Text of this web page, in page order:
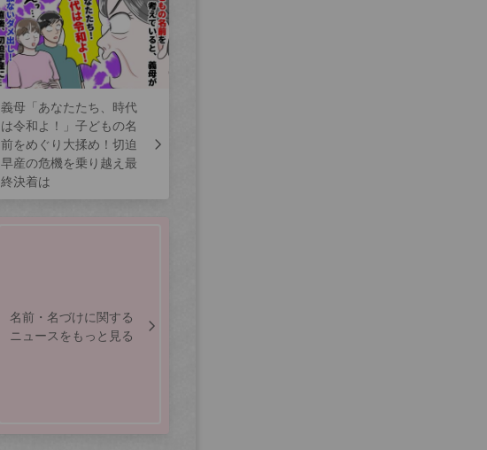
義母「あなたたち、時代
は令和よ！」子どもの名
前をめぐり大揉め！切迫
早産の危機を乗り越え最
終決着は
名前・名づけに関する
ニュースをもっと見る